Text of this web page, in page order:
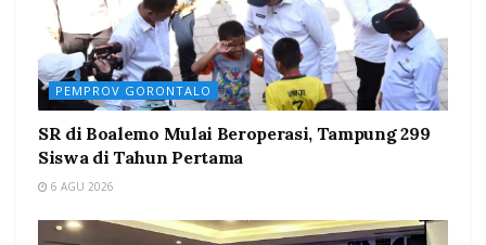
PEMPROV GORONTALO
SR di Boalemo Mulai Beroperasi, Tampung 299
Siswa di Tahun Pertama
6 AGU 2026